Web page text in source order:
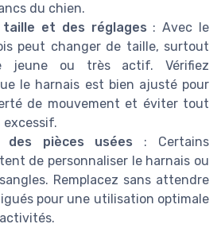
du chien.
et des réglages : Avec le
peut changer de taille, surtout
jeune ou très actif. Vérifiez
le harnais est bien ajusté pour
de mouvement et éviter tout
des pièces usées : Certains
de personnaliser le harnais ou
Remplacez sans attendre
pour une utilisation optimale